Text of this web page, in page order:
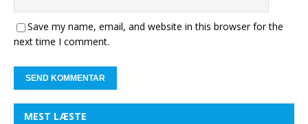
Save my name, email, and website in this browser for the
next time I comment.
MEST LÆSTE